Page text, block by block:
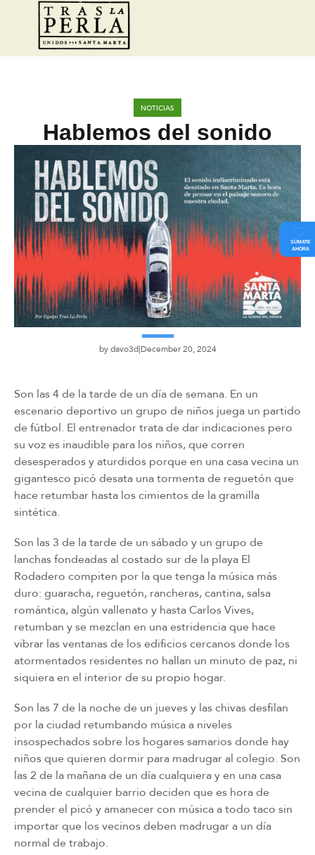
SÚMATE
AHORA
NOTICIAS
Hablemos del sonido
bydavo3d December 20, 2024
Son las 4 de la tarde de un día de semana. En un
escenario deportivo un grupo de niños juega un partido
de fútbol. El entrenador trata de dar indicaciones pero
su voz es inaudible para los niños, que corren
desesperados y aturdidos porque en una casa vecina un
gigantesco picó desata una tormenta de reguetón que
hace retumbar hasta los cimientos de la gramilla
sintética.
Son las 3 de la tarde de un sábado y un grupo de
lanchas fondeadas al costado sur de la playa El
Rodadero compiten por la que tenga la música más
duro: guaracha, reguetón, rancheras, cantina, salsa
romántica, algún vallenato y hasta Carlos Vives,
retumban y se mezclan en una estridencia que hace
vibrar las ventanas de los ediﬁcios cercanos donde los
atormentados residentes no hallan un minuto de paz, ni
siquiera en el interior de su propio hogar.
Son las 7 de la noche de un jueves y las chivas desﬁlan
por la ciudad retumbando música a niveles
insospechados sobre los hogares samarios donde hay
niños que quieren dormir para madrugar al colegio. Son
las 2 de la mañana de un día cualquiera y en una casa
vecina de cualquier barrio deciden que es hora de
prender el picó y amanecer con música a todo taco sin
importar que los vecinos deben madrugar a un día
normal de trabajo.